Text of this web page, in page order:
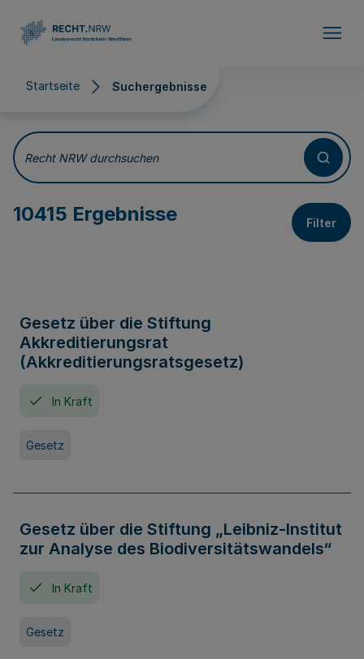
Startseite Suchergebnisse
Suchergebnisse
Recht NRW durchsuchen
10415 Ergebnisse Filter
Gesetz über die Stiftung
Akkreditierungsrat
(Akkreditierungsratsgesetz)
In Kraft
Gesetz
Gesetz über die Stiftung „Leibniz-Institut
zur Analyse des Biodiversitätswandels“
In Kraft
Gesetz